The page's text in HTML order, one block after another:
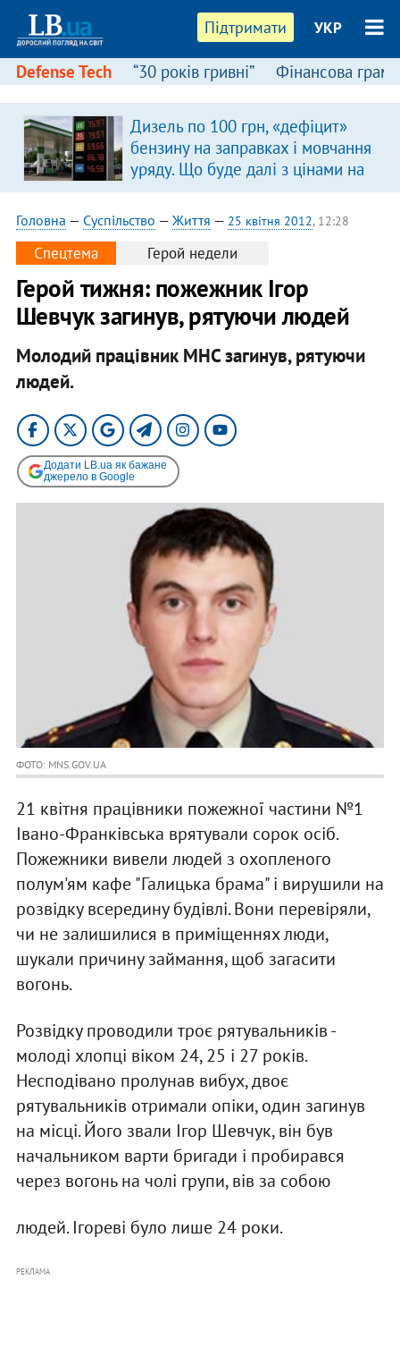
Підтримати УКР
Defense Tech “30 років гривні” Фінансова
Дизель по 100 грн, «дефіцит»
бензину на заправках і мовчання
уряду. Що буде далі з цінами на
пальне?
Головна — Суспільство — Життя — 25 квітня 2012, 12:28
Спецтема Герой недели
Герой тижня: пожежник Ігор
Шевчук загинув, рятуючи людей
Молодий працівник МНС загинув, рятуючи
людей.
Додати LB.ua як бажане
джерело в Google
ФОТО: MNS.GOV.UA
21 квітня працівники пожежної частини №1
Івано-Франківська врятували сорок осіб.
Пожежники вивели людей з охопленого
полум'ям кафе "Галицька брама" і вирушили на
розвідку всередину будівлі. Вони перевіряли,
чи не залишилися в приміщеннях люди,
шукали причину займання, щоб загасити
вогонь.
Розвідку проводили троє рятувальників -
молоді хлопці віком 24, 25 і 27 років.
Несподівано пролунав вибух, двоє
рятувальників отримали опіки, один загинув
на місці. Його звали Ігор Шевчук, він був
начальником варти бригади і пробирався
через вогонь на чолі групи, вів за собою
людей. Ігореві було лише 24 роки.
РЕКЛАМА